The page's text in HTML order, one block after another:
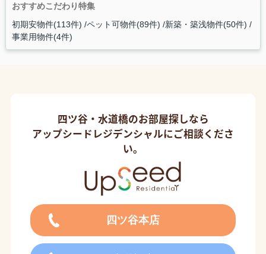
おすすめこだわり特集
初期安物件(113件) ペット可物件(89件) 新築・築浅物件(50件)
事業用物件(4件)
四ツ谷・水道橋のお部屋探しなら
アップシードレジデンシャルにご相談くださ
い。
四ツ谷本店